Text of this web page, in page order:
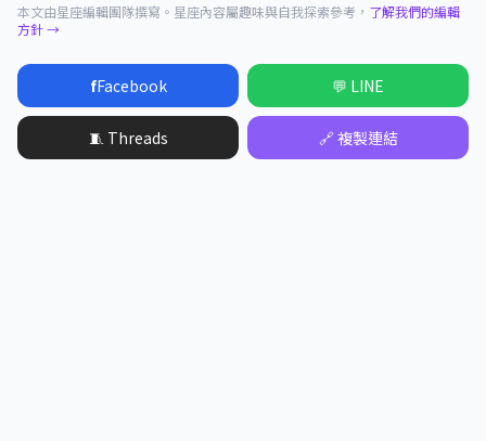
本文由星座編輯團隊撰寫。星座內容屬趣味與自我探索參考， 了解我們的編輯
方針 →
fFacebook 💬 LINE
🧵 Threads 🔗 複製連結